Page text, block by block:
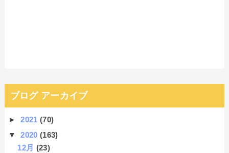
ブログ アーカイブ
►2021(70)
▼2020(163)
12月 (23)